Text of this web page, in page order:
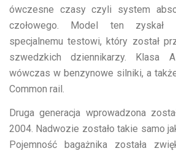
ówczesne czasy czyli system
czołowego. Model ten zyskał
specjalnemu testowi, który został
szwedzkich dziennikarzy. Klasa
wówczas w benzynowe silniki, a
Common rail.
Druga generacja wprowadzona
2004. Nadwozie zostało takie samo
Pojemność bagażnika została